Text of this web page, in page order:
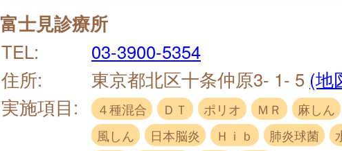
富士見診療所
TEL:
03-3900-5354
住所:
東京都北区十条仲原3- 1- 5 (地
実施項目:
４種混合 ＤＴ ポリオ ＭＲ
麻しん
風しん
日本脳炎 Ｈｉｂ 肺炎球菌